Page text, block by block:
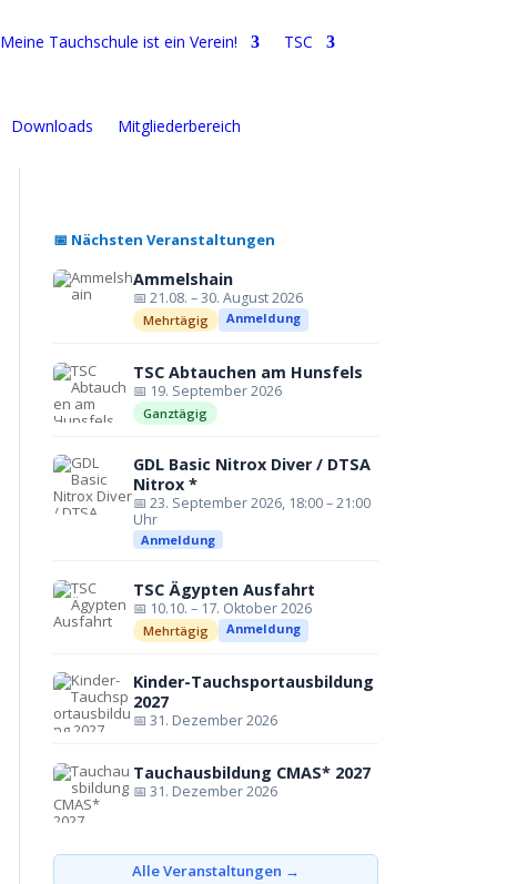
Meine Tauchschule ist ein Verein! TSC
Downloads Mitgliederbereich
📅 Nächsten Veranstaltungen
Ammelshain
📅 21.08. – 30. August 2026
Mehrtägig Anmeldung
TSC Abtauchen am Hunsfels
📅 19. September 2026
Ganztägig
GDL Basic Nitrox Diver / DTSA
Nitrox *
📅 23. September 2026, 18:00 – 21:00
Uhr
Anmeldung
TSC Ägypten Ausfahrt
📅 10.10. – 17. Oktober 2026
Mehrtägig Anmeldung
Kinder-Tauchsportausbildung
2027
📅 31. Dezember 2026
Tauchausbildung CMAS* 2027
📅 31. Dezember 2026
Alle Veranstaltungen →